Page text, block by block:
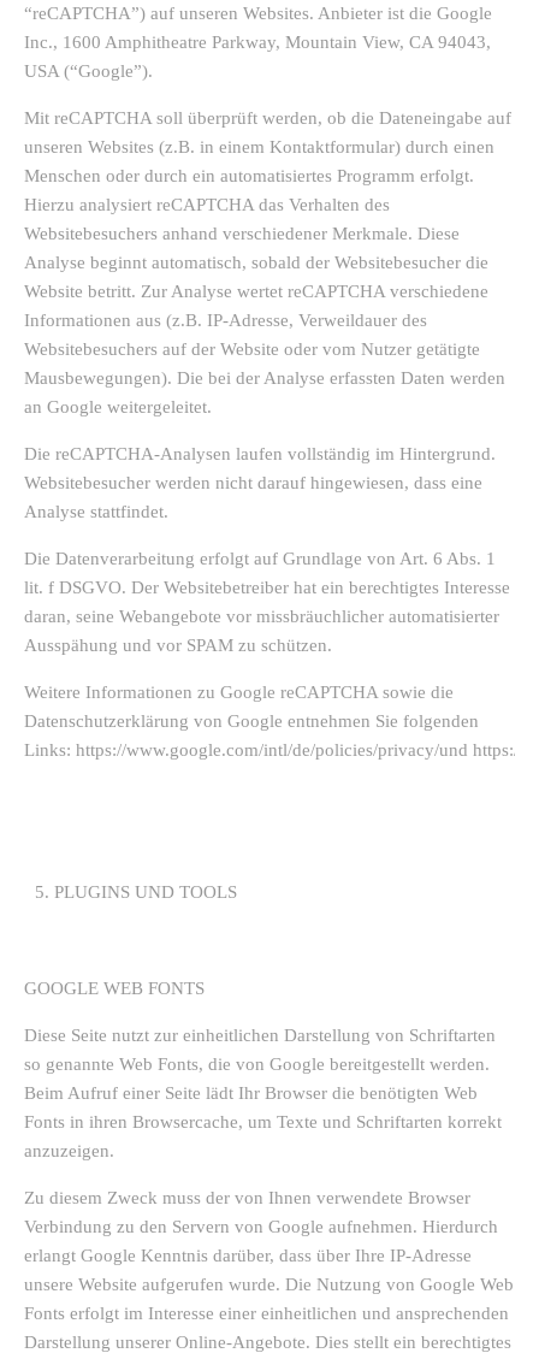
“reCAPTCHA”) auf unseren Websites. Anbieter ist die Google
Inc., 1600 Amphitheatre Parkway, Mountain View, CA 94043,
USA (“Google”).
Mit reCAPTCHA soll überprüft werden, ob die Dateneingabe auf
unseren Websites (z.B. in einem Kontaktformular) durch einen
Menschen oder durch ein automatisiertes Programm erfolgt.
Hierzu analysiert reCAPTCHA das Verhalten des
Websitebesuchers anhand verschiedener Merkmale. Diese
Analyse beginnt automatisch, sobald der Websitebesucher die
Website betritt. Zur Analyse wertet reCAPTCHA verschiedene
Informationen aus (z.B. IP-Adresse, Verweildauer des
Websitebesuchers auf der Website oder vom Nutzer getätigte
Mausbewegungen). Die bei der Analyse erfassten Daten werden
an Google weitergeleitet.
Die reCAPTCHA-Analysen laufen vollständig im Hintergrund.
Websitebesucher werden nicht darauf hingewiesen, dass eine
Analyse stattfindet.
Die Datenverarbeitung erfolgt auf Grundlage von Art. 6 Abs. 1
lit. f DSGVO. Der Websitebetreiber hat ein berechtigtes Interesse
daran, seine Webangebote vor missbräuchlicher automatisierter
Ausspähung und vor SPAM zu schützen.
Weitere Informationen zu Google reCAPTCHA sowie die
Datenschutzerklärung von Google entnehmen Sie folgenden
Links: https://www.google.com/intl/de/policies/privacy/und https://
PLUGINS UND TOOLS
GOOGLE WEB FONTS
Diese Seite nutzt zur einheitlichen Darstellung von Schriftarten
so genannte Web Fonts, die von Google bereitgestellt werden.
Beim Aufruf einer Seite lädt Ihr Browser die benötigten Web
Fonts in ihren Browsercache, um Texte und Schriftarten korrekt
anzuzeigen.
Zu diesem Zweck muss der von Ihnen verwendete Browser
Verbindung zu den Servern von Google aufnehmen. Hierdurch
erlangt Google Kenntnis darüber, dass über Ihre IP-Adresse
unsere Website aufgerufen wurde. Die Nutzung von Google Web
Fonts erfolgt im Interesse einer einheitlichen und ansprechenden
Darstellung unserer Online-Angebote. Dies stellt ein berechtigtes